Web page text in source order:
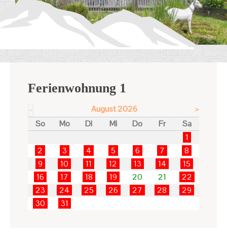
Ferienwohnung 1
< >
August 2026
So
Mo Di Mi Do Fr
Sa
1
2
3 4 5 6 7
8
9
10 11 12 13 14
15
16
17 18 19 20 21
22
23
24 25 26 27 28
29
30
31